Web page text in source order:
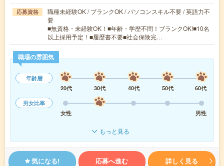
応募資格
職種未経験OK / ブランクOK / パソコンスキル不要 / 英語力不
要
■無資格・未経験OK！■年齢・学歴不問！ブランクOK!■10名
以上採用予定！■履歴書不要■社会保険完…
職場の雰囲気
年齢層
20代
30代 40代 50代
60代
男女比率
女性
男性
もっと見る
気になる! 応募へ進む 詳しく見る